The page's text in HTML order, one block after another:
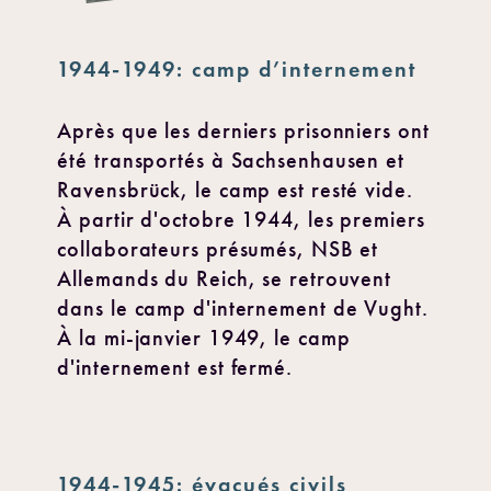
1944-1949: camp d’internement
Après que les derniers prisonniers ont
été transportés à Sachsenhausen et
Ravensbrück, le camp est resté vide.
À partir d'octobre 1944, les premiers
collaborateurs présumés, NSB et
Allemands du Reich, se retrouvent
dans le camp d'internement de Vught.
À la mi-janvier 1949, le camp
d'internement est fermé.
1944-1945: évacués civils